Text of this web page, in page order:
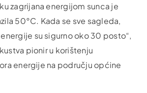
zagrijana energijom sunca je
50°C. Kada se sve sagleda,
su sigurno oko 30 posto“,
pionir u korištenju
energije na području općine